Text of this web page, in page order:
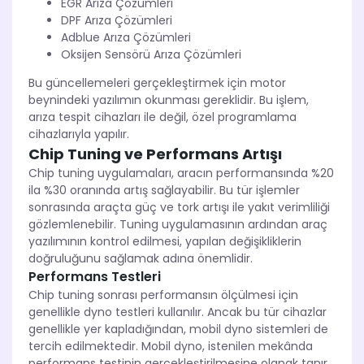
EGR Arıza Çözümleri
DPF Arıza Çözümleri
Adblue Arıza Çözümleri
Oksijen Sensörü Arıza Çözümleri
Bu güncellemeleri gerçekleştirmek için motor
beynindeki yazılımın okunması gereklidir. Bu işlem,
arıza tespit cihazları ile değil, özel programlama
cihazlarıyla yapılır.
Chip Tuning ve Performans Artışı
Chip tuning uygulamaları, aracın performansında %20
ila %30 oranında artış sağlayabilir. Bu tür işlemler
sonrasında araçta güç ve tork artışı ile yakıt verimliliği
gözlemlenebilir. Tuning uygulamasının ardından araç
yazılımının kontrol edilmesi, yapılan değişikliklerin
doğruluğunu sağlamak adına önemlidir.
Performans Testleri
Chip tuning sonrası performansın ölçülmesi için
genellikle dyno testleri kullanılır. Ancak bu tür cihazlar
genellikle yer kapladığından, mobil dyno sistemleri de
tercih edilmektedir. Mobil dyno, istenilen mekânda